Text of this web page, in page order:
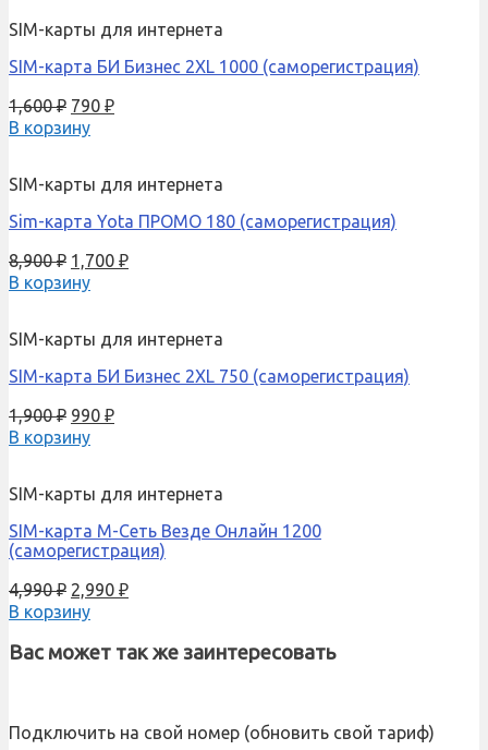
SIM-карты для интернета
SIM-карта БИ Бизнес 2XL 1000 (саморегистрация)
1,600₽ 790 ₽
В корзину
SIM-карты для интернета
Sim-карта Yota ПРОМО 180 (саморегистрация)
8,900₽ 1,700 ₽
В корзину
SIM-карты для интернета
SIM-карта БИ Бизнес 2XL 750 (саморегистрация)
1,900₽ 990 ₽
В корзину
SIM-карты для интернета
SIM-карта М-Сеть Везде Онлайн 1200
(саморегистрация)
4,990₽ 2,990 ₽
В корзину
Вас может так же заинтересовать
Подключить на свой номер (обновить свой тариф)